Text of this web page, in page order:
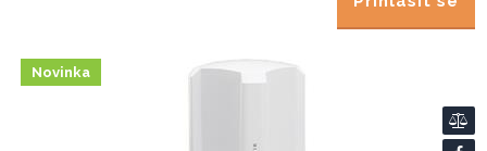
Novinka